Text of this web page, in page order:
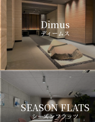
Dimus
ディームス
SEASON FLATS
シーズンフラッツ